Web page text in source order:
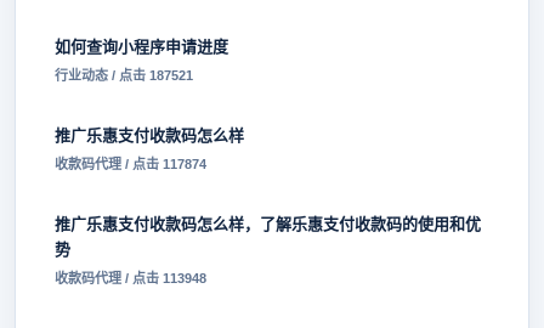
如何查询小程序申请进度
行业动态 / 点击 187521
推广乐惠支付收款码怎么样
收款码代理 / 点击 117874
推广乐惠支付收款码怎么样，了解乐惠支付收款码的使用和优
势
收款码代理 / 点击 113948